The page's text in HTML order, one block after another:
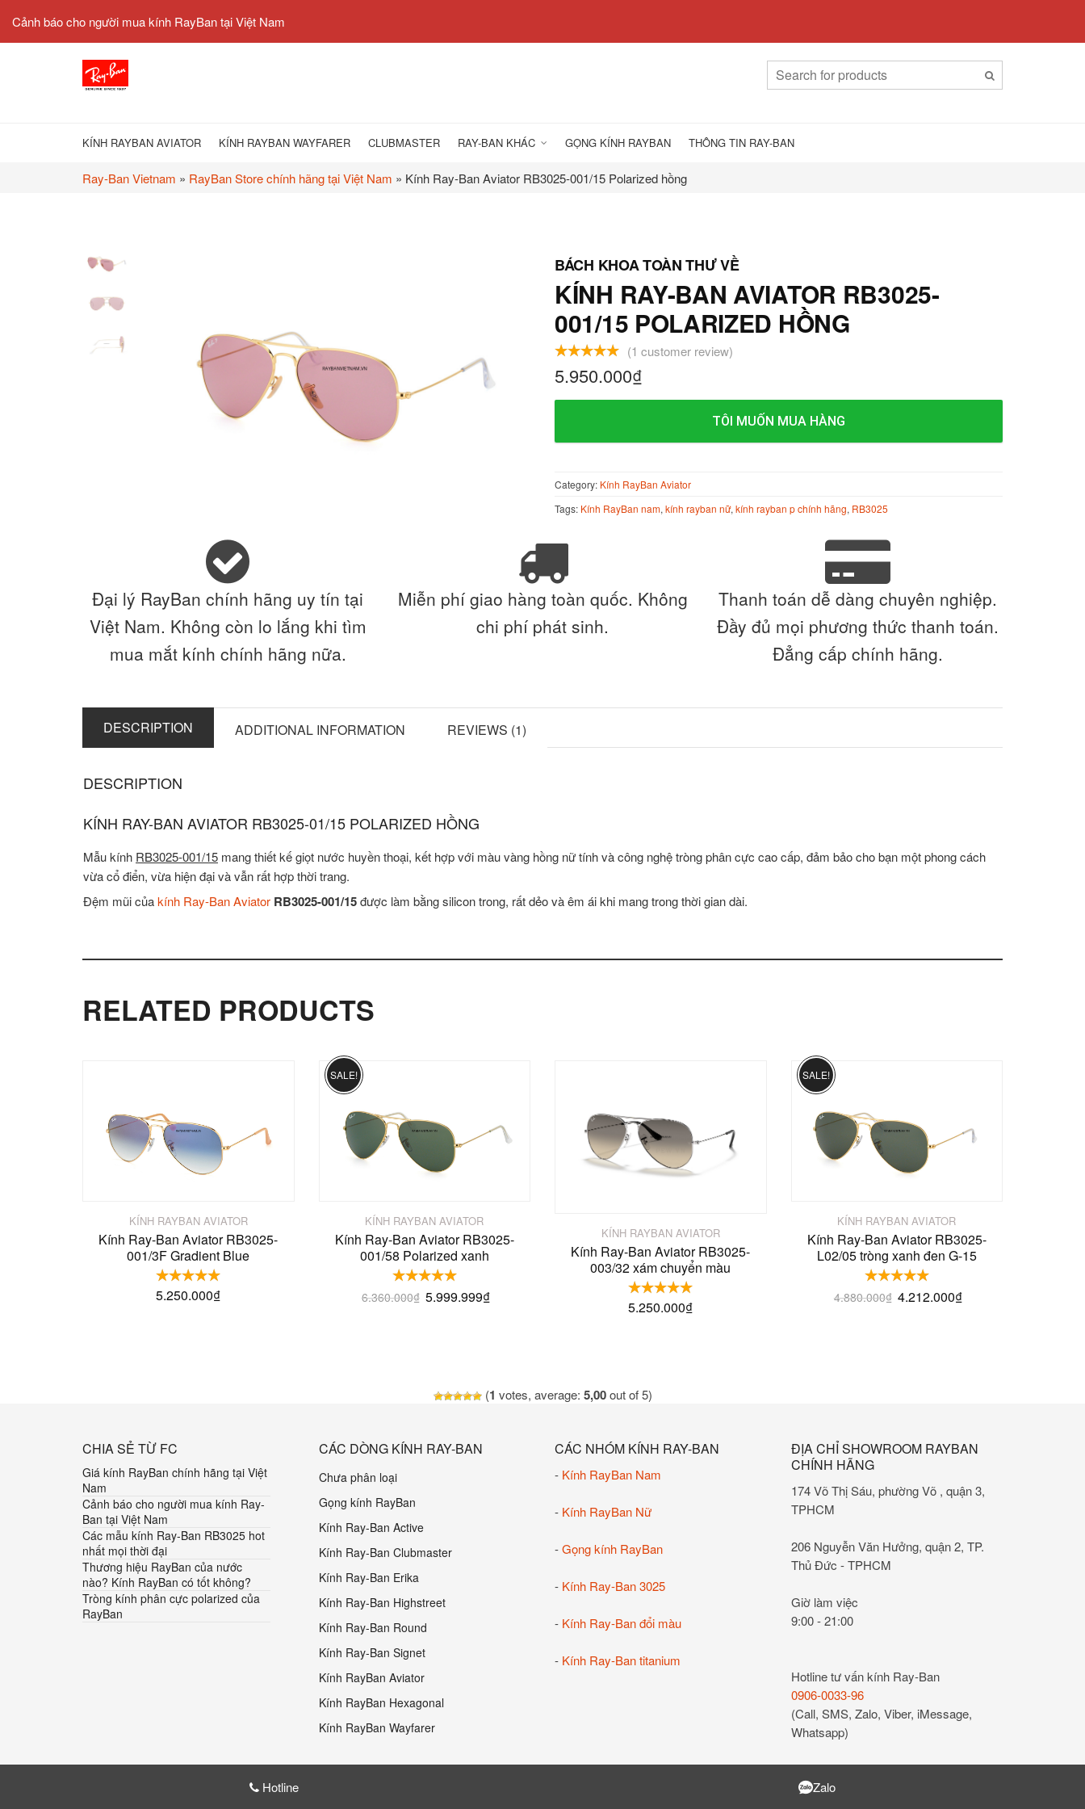
Cảnh báo cho người mua kính RayBan tại Việt Nam
KÍNH RAYBAN AVIATOR KÍNH RAYBAN WAYFARER CLUBMASTER RAY-BAN KHÁC GỌNG KÍNH RAYBAN THÔNG TIN RAY-BAN
Ray-Ban Vietnam » RayBan Store chính hãng tại Việt Nam » Kính Ray-Ban Aviator RB3025-001/15 Polarized hồng
KÍNH RAY-BAN AVIATOR RB3025-
001/15 POLARIZED HỒNG
(1 customer review)
5.950.000₫
TÔI MUỐN MUA HÀNG
Category: Kính RayBan Aviator
Tags: Kính RayBan nam, kính rayban nữ, kính rayban p chính hãng, RB3025
Đại lý RayBan chính hãng uy tín tại
Việt Nam. Không còn lo lắng khi tìm
mua mắt kính chính hãng nữa.
Miễn phí giao hàng toàn quốc. Không
chi phí phát sinh.
Thanh toán dễ dàng chuyên nghiệp.
Đầy đủ mọi phương thức thanh toán.
Đẳng cấp chính hãng.
DESCRIPTION ADDITIONAL INFORMATION REVIEWS (1)
DESCRIPTION
KÍNH RAY-BAN AVIATOR RB3025-01/15 POLARIZED HỒNG
Mẫu kính RB3025-001/15 mang thiết kế giọt nước huyền thoại, kết hợp với màu vàng hồng nữ tính và công nghệ tròng phân cực cao cấp, đảm bảo cho bạn một phong cách
vừa cổ điển, vừa hiện đại và vẫn rất hợp thời trang.
Đệm mũi củakính Ray-Ban Aviator RB3025-001/15được làm bằng silicon trong, rất dẻo và êm ái khi mang trong thời gian dài.
RELATED PRODUCTS
KÍNH RAYBAN AVIATOR
Kính Ray-Ban Aviator RB3025-
001/3F Gradient Blue
5.250.000₫
KÍNH RAYBAN AVIATOR
Kính Ray-Ban Aviator RB3025-
001/58 Polarized xanh
6.360.000₫ 5.999.999₫
SALE!
KÍNH RAYBAN AVIATOR
Kính Ray-Ban Aviator RB3025-
003/32 xám chuyển màu
5.250.000₫
KÍNH RAYBAN AVIATOR
Kính Ray-Ban Aviator RB3025-
L02/05 tròng xanh đen G-15
4.880.000₫ 4.212.000₫
SALE!
(1 votes, average: 5,00out of 5)
CHIA SẺ TỪ FC
Giá kính RayBan chính hãng tại Việt
Nam
Cảnh báo cho người mua kính Ray-
Ban tại Việt Nam
Các mẫu kính Ray-Ban RB3025 hot
nhất mọi thời đại
Thương hiệu RayBan của nước
nào? Kính RayBan có tốt không?
Tròng kính phân cực polarized của
RayBan
CÁC DÒNG KÍNH RAY-BAN
Chưa phân loại
Gọng kính RayBan
Kính Ray-Ban Active
Kính Ray-Ban Clubmaster
Kính Ray-Ban Erika
Kính Ray-Ban Highstreet
Kính Ray-Ban Round
Kính Ray-Ban Signet
Kính RayBan Aviator
Kính RayBan Hexagonal
Kính RayBan Wayfarer
CÁC NHÓM KÍNH RAY-BAN
- Kính RayBan Nam
- Kính RayBan Nữ
-Gọng kính RayBan
- Kính Ray-Ban 3025
- Kính Ray-Ban đổi màu
- Kính Ray-Ban titanium
ĐỊA CHỈ SHOWROOM RAYBAN
CHÍNH HÃNG
174 Võ Thị Sáu, phường Võ , quận 3,
TPHCM
206 Nguyễn Văn Hưởng, quận 2, TP.
Thủ Đức - TPHCM
Giờ làm việc
9:00 - 21:00
Hotline tư vấn kính Ray-Ban
0906-0033-96
(Call, SMS, Zalo, Viber, iMessage,
Whatsapp)
Kính thể thao Oakley chính hãng
Hotline Zalo